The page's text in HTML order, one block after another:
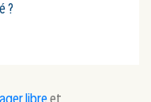
?
libreet